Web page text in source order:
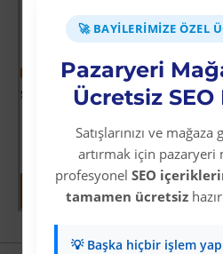
🚀 BAYILERIMIZE ÖZEL
Pazaryeri
Ücretsiz
Satışlarınızı ve
artırmak için pazaryeri
profesyonel SEO
tamamen ücretsiz
💡 Başka hiçbir işlem
Star Diving Dalış Maskesi Yetişkin - 51701-MAVİ - 1 ADET
Üye Olunuz